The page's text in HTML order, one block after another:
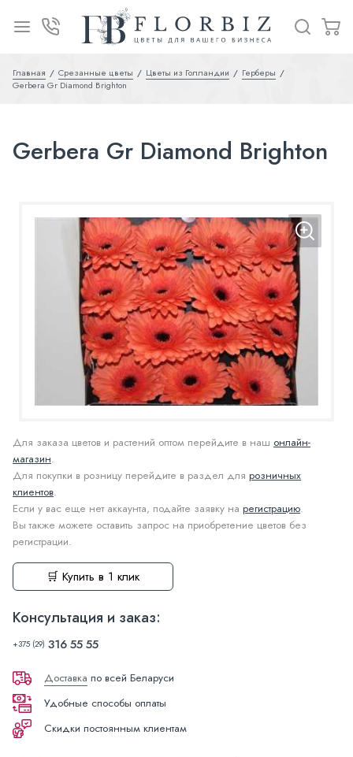
Главная Срезанные цветы Цветы из Голландии
Герберы
Gerbera Gr Diamond Brighton
Gerbera Gr Diamond Brighton
Для заказа цветов и растений оптом перейдите в наш онлайн-
магазин.
Для покупки в розницу перейдите в раздел для розничных
клиентов.
Если у вас еще нет аккаунта, подайте заявку на регистрацию.
Вы также можете оставить запрос на приобретение цветов без
регистрации.
🛒 Купить в 1 клик
Консультация и заказ:
+375 (29) 316 55 55
Доставка по всей Беларуси
Удобные способы оплаты
Скидки постоянным клиентам